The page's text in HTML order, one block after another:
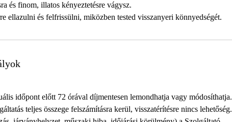
és finom, illatos kényeztetésre vágysz.
ellazulni és felfrissülni, miközben tested visszanyeri könnyedségét.
időpont előtt 72 órával díjmentesen lemondhatja vagy módosíthatja.
teljes összege felszámításra kerül, visszatérítésre nincs lehetőség.